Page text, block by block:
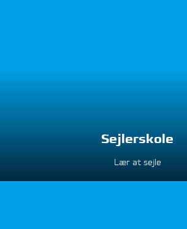
Sejlerskole
Lær at sejle